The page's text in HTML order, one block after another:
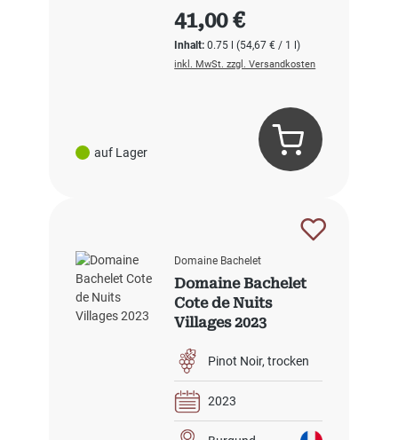
auf Lager
Inhalt:0.75 l(54,67 € / 1 l)
Regulärer Preis:
41,00 €
inkl. MwSt. zzgl. Versandkosten
Domaine Bachelet
Domaine Bachelet
Cote de Nuits
Villages 2023
Pinot Noir trocken
2023